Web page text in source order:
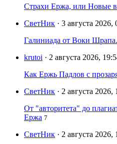
Страхи Ержа, или Новые
СветНик · 3 августа 2026,
Галиниада от Воки Шрапа.
krutoi · 2 августа 2026,
Как Ержь Падлов с
СветНик · 2 августа 2026,
От "авторитета" до
Ержа 7
СветНик · 2 августа 2026,